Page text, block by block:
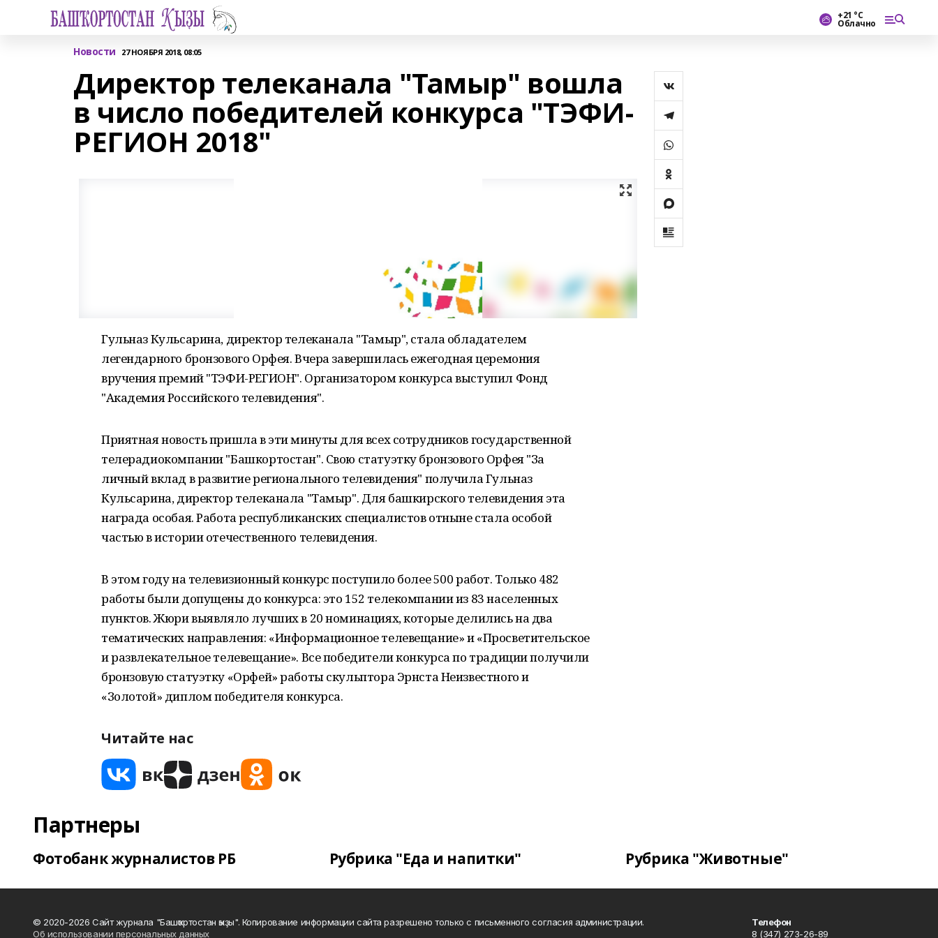
+21 °С
Облачно
Новости 27 НОЯБРЯ 2018, 08:05
Директор телеканала "Тамыр" вошла
в число победителей конкурса "ТЭФИ-
РЕГИОН 2018"
Гульназ Кульсарина, директор телеканала "Тамыр", стала обладателем
легендарного бронзового Орфея. Вчера завершилась ежегодная церемония
вручения премий "ТЭФИ-РЕГИОН". Организатором конкурса выступил Фонд
"Академия Российского телевидения".
Приятная новость пришла в эти минуты для всех сотрудников государственной
телерадиокомпании "Башкортостан". Свою статуэтку бронзового Орфея "За
личный вклад в развитие регионального телевидения" получила Гульназ
Кульсарина, директор телеканала "Тамыр". Для башкирского телевидения эта
награда особая. Работа республиканских специалистов отныне стала особой
частью в истории отечественного телевидения.
В этом году на телевизионный конкурс поступило более 500 работ. Только 482
работы были допущены до конкурса: это 152 телекомпании из 83 населенных
пунктов. Жюри выявляло лучших в 20 номинациях, которые делились на два
тематических направления: «Информационное телевещание» и «Просветительское
и развлекательное телевещание». Все победители конкурса по традиции получили
бронзовую статуэтку «Орфей» работы скульптора Эрнста Неизвестного и
«Золотой» диплом победителя конкурса.
Читайте нас
Партнеры
Фотобанк журналистов РБ Рубрика "Еда и напитки" Рубрика "Животные"
© 2020-2026 Сайт журнала "Башҡортостан ҡыҙы". Копирование информации сайта разрешено только с письменного согласия администрации.
Об использовании персональных данных
Телефон
8 (347) 273-26-89